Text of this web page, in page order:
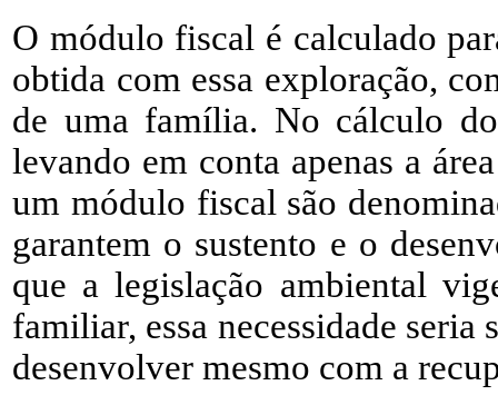
O módulo fiscal é calculado
obtida com essa exploração,
de uma família. No cálculo
levando em conta apenas a
um módulo fiscal são
garantem o sustento e o
que a legislação ambiental
familiar, essa necessidade
desenvolver mesmo com a